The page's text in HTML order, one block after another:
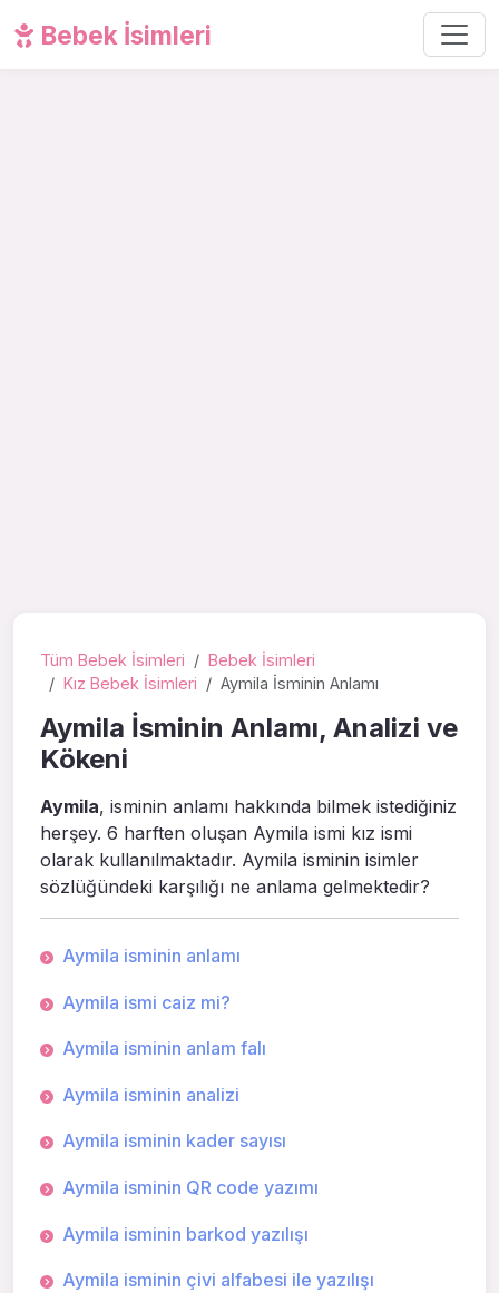
Bebek İsimleri
Tüm Bebek İsimleri
Bebek İsimleri
Kız Bebek İsimleri
Aymila İsminin Anlamı
Aymila İsminin Anlamı, Analizi ve
Kökeni
Aymila, isminin anlamı hakkında bilmek istediğiniz
herşey. 6 harften oluşan Aymila ismi kız ismi
olarak kullanılmaktadır. Aymila isminin isimler
sözlüğündeki karşılığı ne anlama gelmektedir?
Aymila isminin anlamı
Aymila ismi caiz mi?
Aymila isminin anlam falı
Aymila isminin analizi
Aymila isminin kader sayısı
Aymila isminin QR code yazımı
Aymila isminin barkod yazılışı
Aymila isminin çivi alfabesi ile yazılışı